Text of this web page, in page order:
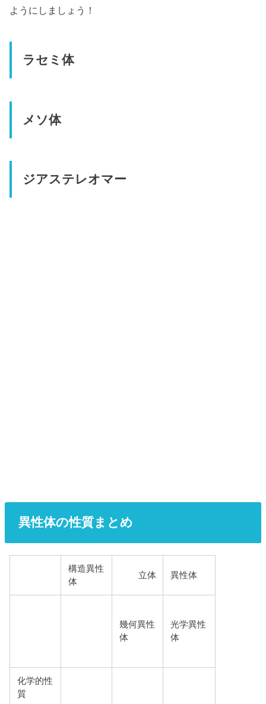
ようにしましょう！
ラセミ体
メソ体
ジアステレオマー
異性体の性質まとめ
構造異性
体
立体 異性体
幾何異性
体
光学異性
体
化学的性
質